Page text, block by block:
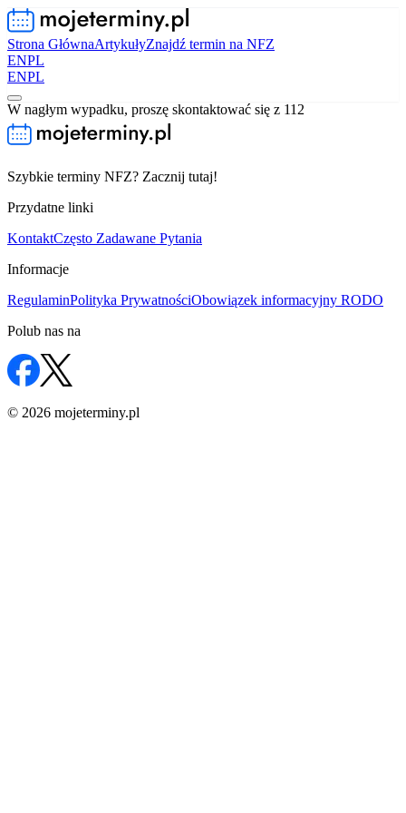
Strona GłównaArtykułyZnajdź termin na NFZ
ENPL
ENPL
W nagłym wypadku, proszę skontaktować się z 112
Szybkie terminy NFZ? Zacznij tutaj!
Przydatne linki
KontaktCzęsto Zadawane Pytania
Informacje
RegulaminPolityka PrywatnościObowiązek informacyjny RODO
Polub nas na
© 2026 mojeterminy.pl